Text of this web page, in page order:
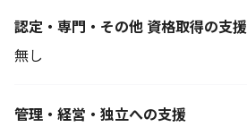
認定・専門・その他 資格取得の支援
無し
管理・経営・独立への支援